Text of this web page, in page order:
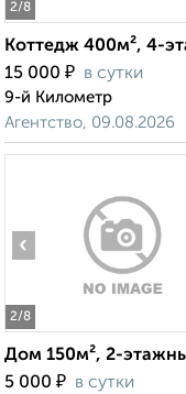
2/8
Коттедж 400м², 4-
15 000 ₽ в сутки
9-й Километр
Агентство, 09.08.2026
2/8
‹
Дом 150м², 2-
5 000 ₽ в сутки